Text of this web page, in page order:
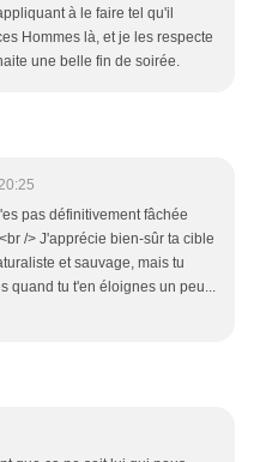
à le faire tel qu'il
Hommes là, et je les respecte
une belle fin de soirée.
pas définitivement fâchée
/> J'apprécie bien-sûr ta cible
et sauvage, mais tu
quand tu t'en éloignes un peu...